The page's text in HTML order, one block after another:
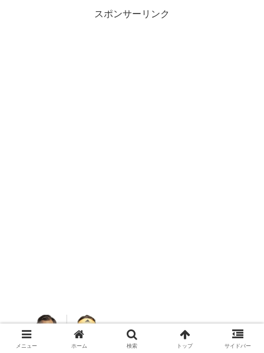
スポンサーリンク
フェデラーvsチチパスの対戦成績2019
メニュー ホーム 検索 トップ サイドバー